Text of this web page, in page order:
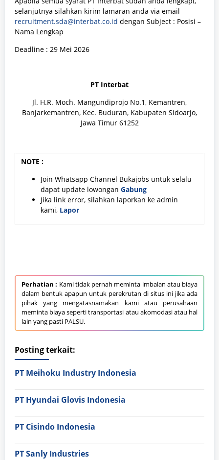
selanjutnya silahkan kirim lamaran anda via email
recruitment.sda@interbat.co.id dengan Subject : Posisi –
Nama Lengkap
Deadline : 29 Mei 2026
PT Interbat
Jl. H.R. Moch. Mangundiprojo No.1, Kemantren,
Banjarkemantren, Kec. Buduran, Kabupaten Sidoarjo,
Jawa Timur 61252
NOTE :
Join Whatsapp Channel Bukajobs untuk selalu
dapat update lowongan Gabung
Jika link error, silahkan laporkan ke admin
kami, Lapor
Perhatian : Kami tidak pernah meminta imbalan atau biaya
dalam bentuk apapun untuk perekrutan di situs ini jika ada
pihak yang mengatasnamakan kami atau perusahaan
meminta biaya seperti transportasi atau akomodasi atau hal
lain yang pasti PALSU.
Posting terkait:
PT Meihoku Industry Indonesia
PT Hyundai Glovis Indonesia
PT Cisindo Indonesia
PT Sanly Industries